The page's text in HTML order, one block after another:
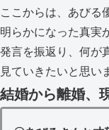
ここからは、あびる
明らかになった真実
発言を振返り、何が
見ていきたいと思い
結婚から離婚、